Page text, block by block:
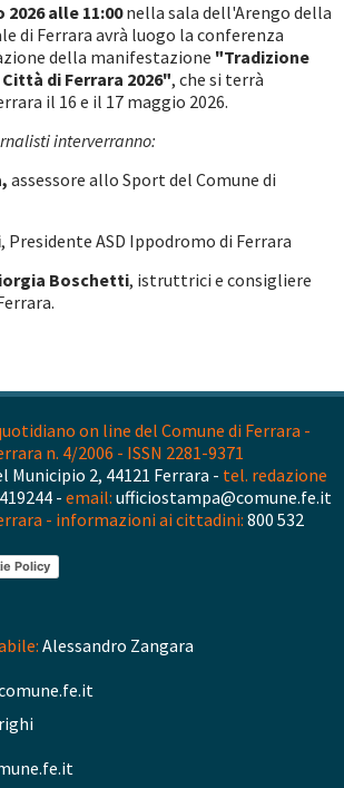
alle 11:00nella sala dell'Arengo della
di Ferrara avrà luogo la conferenza
della manifestazione "Tradizione
di Ferrara 2026", che si terrà
il 16 e il 17 maggio 2026.
interverranno:
assessore allo Sport del Comune di
, Presidente ASD Ippodromo di Ferrara
Boschetti, istruttrici e consigliere
on line del Comune di Ferrara -
n. 4/2006 - ISSN 2281-9371
Municipio 2, 44121 Ferrara - tel. redazione
- email: ufficiostampa@comune.fe.it
- informazioni ai cittadini: 800 532
Policy
Alessandro Zangara